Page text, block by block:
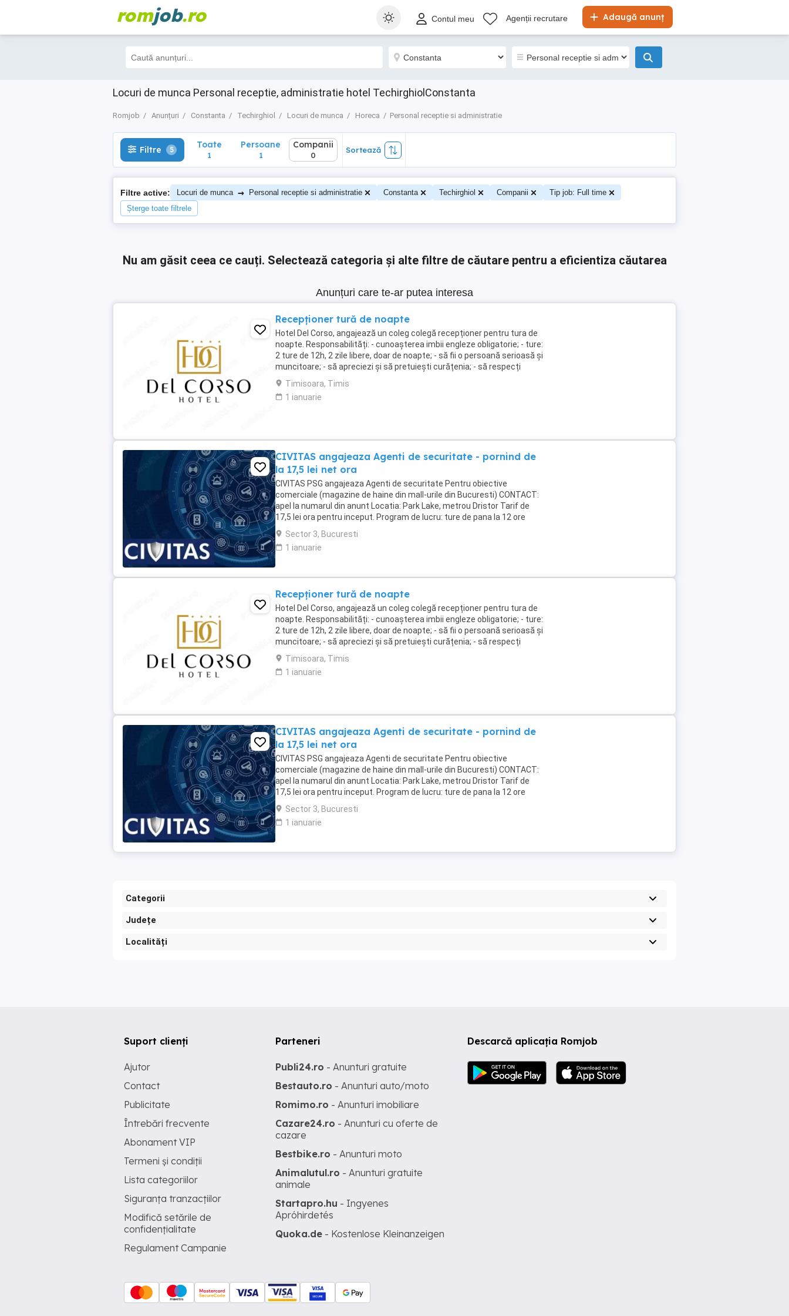
romjob.ro Adaugă anunț
Contul meu Agenții recrutare
Locuri de munca Personal receptie, administratie hotel TechirghiolConstanta
Romjob Anunțuri Constanta Techirghiol Locuri de munca Horeca Personal receptie si administratie
Filtre 5 Toate
1
Filtre 5 Toate
1
Persoane
1
Companii
0
Sortează
Filtre active: Locuri de munca → Personal receptie si administratie Constanta Techirghiol Companii
Tip job: Full time
Șterge toate filtrele
Nu am găsit ceea ce cauți. Selectează categoria și alte filtre de căutare pentru a eficientiza căutarea
Anunțuri care te-ar putea interesa
Recepționer tură de noapte
Hotel Del Corso, angajează un coleg colegă recepționer pentru tura de
noapte. Responsabilități: - cunoașterea imbii engleze obligatorie; - ture:
2 ture de 12h, 2 zile libere, doar de noapte; - să fii o persoană serioasă și
muncitoare; - să apreciezi și să pretuiești curățenia; - să respecți
programul ...
Timisoara, Timis
1 ianuarie
CIVITAS angajeaza Agenti de securitate - pornind de
la 17,5 lei net ora
CIVITAS PSG angajeaza Agenti de securitate Pentru obiective
comerciale (magazine de haine din mall-urile din Bucuresti) CONTACT:
apel la numarul din anunt Locatia: Park Lake, metrou Dristor Tarif de
17,5 lei ora pentru inceput. Program de lucru: ture de pana la 12 ore
Garantam Salariu, program, ...
Sector 3, Bucuresti
1 ianuarie
Recepționer tură de noapte
Hotel Del Corso, angajează un coleg colegă recepționer pentru tura de
noapte. Responsabilități: - cunoașterea imbii engleze obligatorie; - ture:
2 ture de 12h, 2 zile libere, doar de noapte; - să fii o persoană serioasă și
muncitoare; - să apreciezi și să pretuiești curățenia; - să respecți
programul ...
Timisoara, Timis
1 ianuarie
CIVITAS angajeaza Agenti de securitate - pornind de
la 17,5 lei net ora
CIVITAS PSG angajeaza Agenti de securitate Pentru obiective
comerciale (magazine de haine din mall-urile din Bucuresti) CONTACT:
apel la numarul din anunt Locatia: Park Lake, metrou Dristor Tarif de
17,5 lei ora pentru inceput. Program de lucru: ture de pana la 12 ore
Garantam Salariu, program, ...
Sector 3, Bucuresti
1 ianuarie
Categorii
Județe
Localități
Descarcă aplicația Romjob
Suport clienți
Ajutor
Contact
Publicitate
Întrebări frecvente
Abonament VIP
Termeni și condiții
Lista categoriilor
Siguranța tranzacțiilor
Modifică setările de
confidențialitate
Regulament Campanie
Parteneri
Publi24.ro - Anunturi gratuite
Bestauto.ro - Anunturi auto/moto
Romimo.ro - Anunturi imobiliare
Cazare24.ro - Anunturi cu oferte de
cazare
Bestbike.ro - Anunturi moto
Animalutul.ro - Anunturi gratuite
animale
Startapro.hu - Ingyenes
Apróhirdetés
Quoka.de - Kostenlose Kleinanzeigen